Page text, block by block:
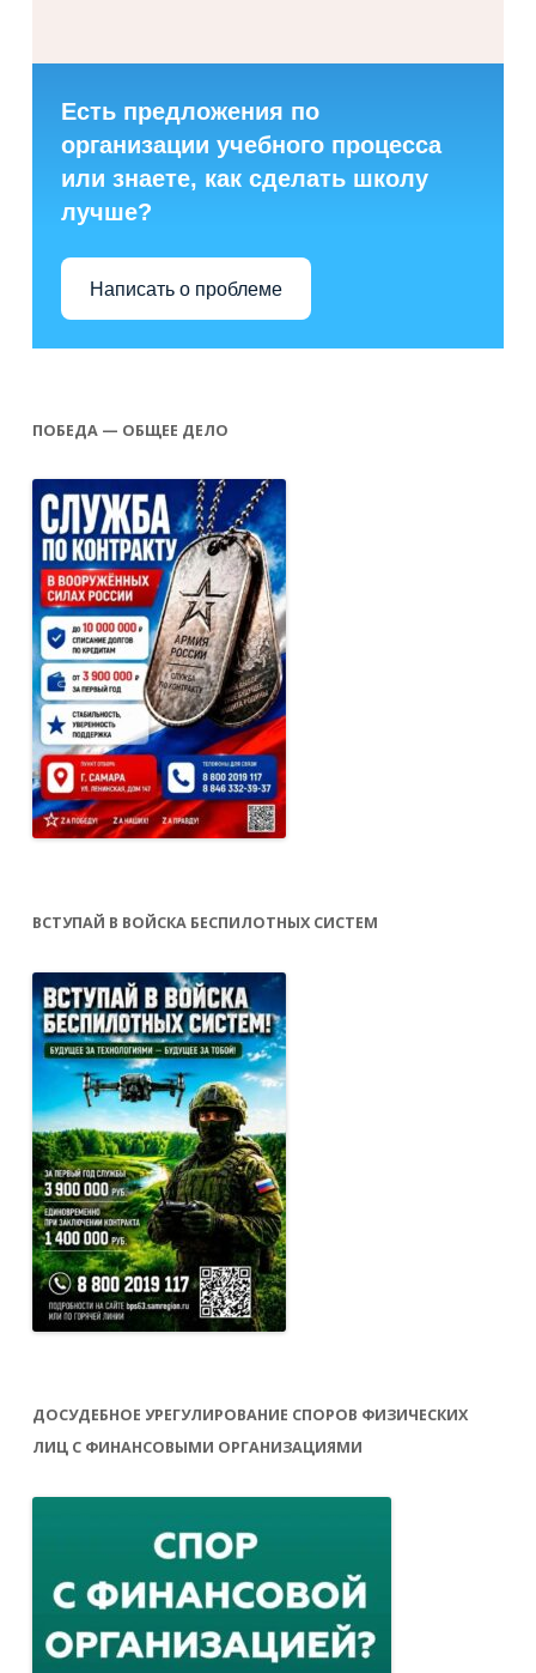
Есть предложения по
организации учебного процесса
или знаете, как сделать школу
лучше?
Написать о проблеме
ПОБЕДА — ОБЩЕЕ ДЕЛО
ВСТУПАЙ В ВОЙСКА БЕСПИЛОТНЫХ СИСТЕМ
ДОСУДЕБНОЕ УРЕГУЛИРОВАНИЕ СПОРОВ ФИЗИЧЕСКИХ
ЛИЦ С ФИНАНСОВЫМИ ОРГАНИЗАЦИЯМИ